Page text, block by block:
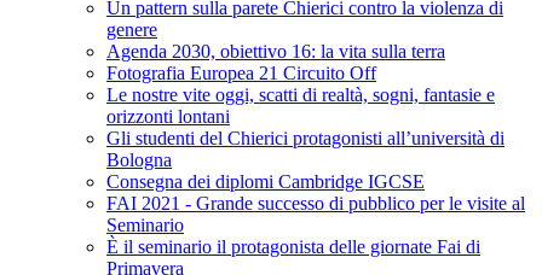
Un pattern sulla parete Chierici contro la violenza di
genere
Agenda 2030, obiettivo 16: la vita sulla terra
Fotografia Europea 21 Circuito Off
Le nostre vite oggi, scatti di realtà, sogni, fantasie e
orizzonti lontani
Gli studenti del Chierici protagonisti all’università di
Bologna
Consegna dei diplomi Cambridge IGCSE
FAI 2021 - Grande successo di pubblico per le visite al
Seminario
È il seminario il protagonista delle giornate Fai di
Primavera